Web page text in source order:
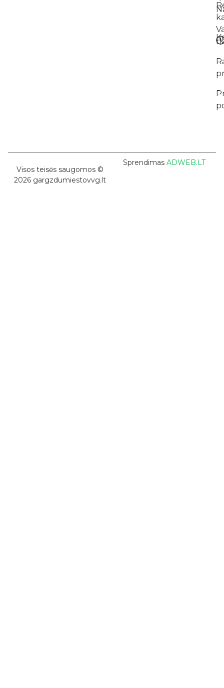
Visos teisės saugomos ©
2026 gargzdumiestovvg.lt
Sprendimas ADWEB.LT